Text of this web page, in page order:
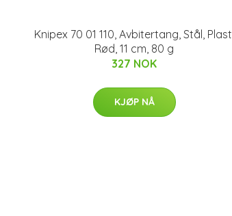
Knipex 70 01 110, Avbitertang, Stål, Plast,
Rød, 11 cm, 80 g
327 NOK
KJØP NÅ